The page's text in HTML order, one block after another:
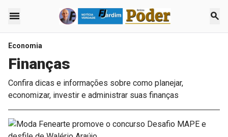
menu search
Economia
Finanças
Confira dicas e informações sobre como planejar,
economizar, investir e administrar suas finanças